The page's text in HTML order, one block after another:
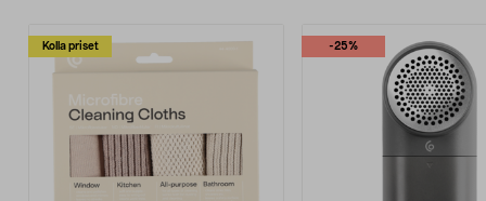
Kolla priset -25%